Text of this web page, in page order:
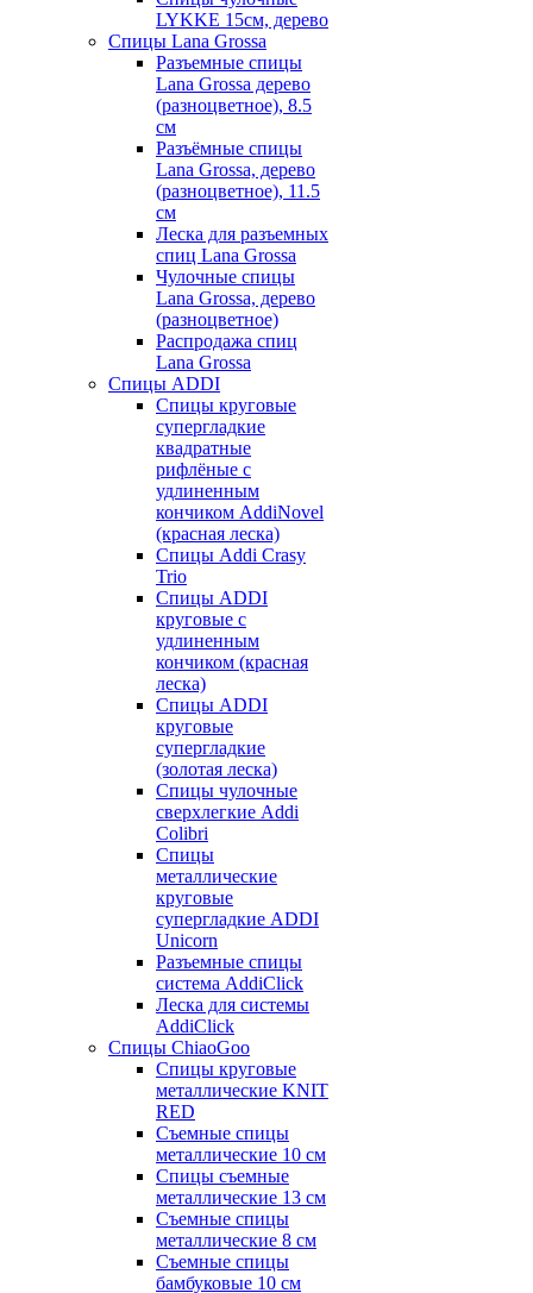
LYKKE 15см, дерево
Спицы Lana Grossa
Разъемные спицы
Lana Grossa дерево
(разноцветное), 8.5
см
Разъёмные спицы
Lana Grossa, дерево
(разноцветное), 11.5
см
Леска для разъемных
спиц Lana Grossa
Чулочные спицы
Lana Grossa, дерево
(разноцветное)
Распродажа спиц
Lana Grossa
Спицы ADDI
Спицы круговые
супергладкие
квадратные
рифлёные с
удлиненным
кончиком AddiNovel
(красная леска)
Спицы Addi Crasy
Trio
Спицы ADDI
круговые с
удлиненным
кончиком (красная
леска)
Спицы ADDI
круговые
супергладкие
(золотая леска)
Спицы чулочные
сверхлегкие Addi
Colibri
Спицы
металлические
круговые
супергладкие ADDI
Unicorn
Разъемные спицы
система AddiClick
Леска для системы
AddiClick
Спицы ChiaoGoo
Спицы круговые
металлические KNIT
RED
Съемные спицы
металлические 10 см
Спицы съемные
металлические 13 см
Съемные спицы
металлические 8 см
Съемные спицы
бамбуковые 10 см